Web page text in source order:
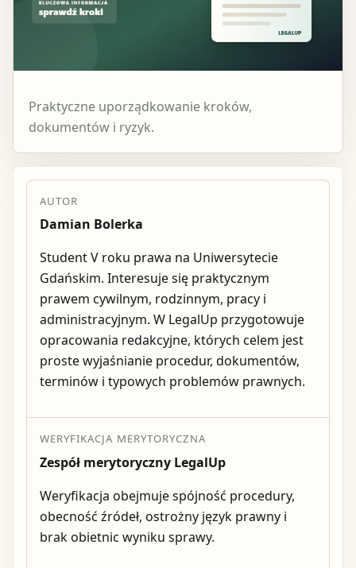
Praktyczne uporządkowanie kroków,
dokumentów i ryzyk.
AUTOR
Damian Bolerka
Student V roku prawa na Uniwersytecie
Gdańskim. Interesuje się praktycznym
prawem cywilnym, rodzinnym, pracy i
administracyjnym. W LegalUp przygotowuje
opracowania redakcyjne, których celem jest
proste wyjaśnianie procedur, dokumentów,
terminów i typowych problemów prawnych.
WERYFIKACJA MERYTORYCZNA
Zespół merytoryczny LegalUp
Weryfikacja obejmuje spójność procedury,
obecność źródeł, ostrożny język prawny i
brak obietnic wyniku sprawy.